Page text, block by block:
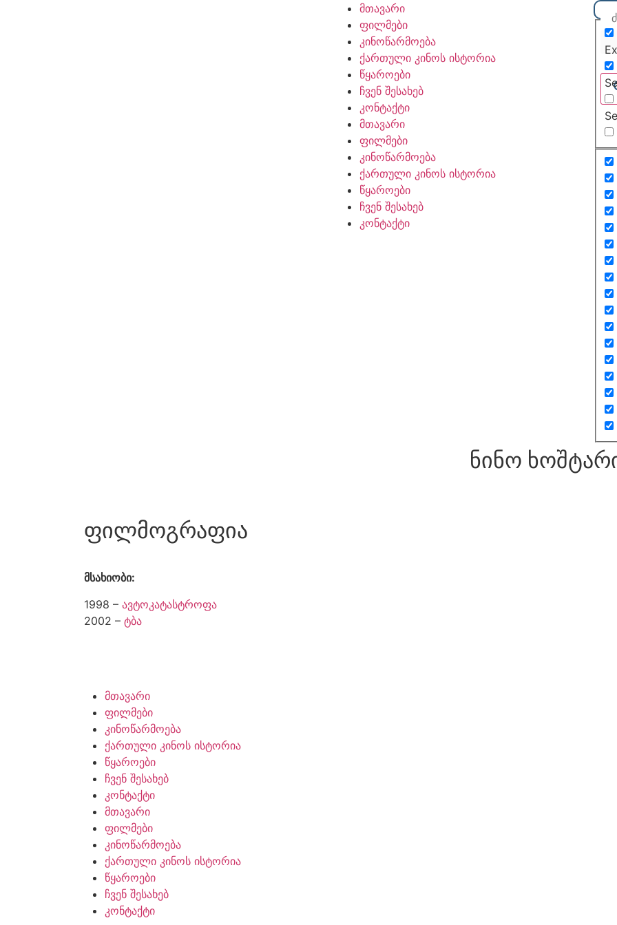
მთავარი
ფილმები
კინოწარმოება
ქართული კინოს ისტორია
წყაროები
ჩვენ შესახებ
კონტაქტი
მთავარი
ფილმები
კინოწარმოება
ქართული კინოს ისტორია
წყაროები
ჩვენ შესახებ
კონტაქტი
ნინო
ფილმოგრაფია
მსახიობი:
1998 – ავტოკატასტროფა
2002 – ტბა
მთავარი
ფილმები
კინოწარმოება
ქართული კინოს ისტორია
წყაროები
ჩვენ შესახებ
კონტაქტი
მთავარი
ფილმები
კინოწარმოება
ქართული კინოს ისტორია
წყაროები
ჩვენ შესახებ
კონტაქტი